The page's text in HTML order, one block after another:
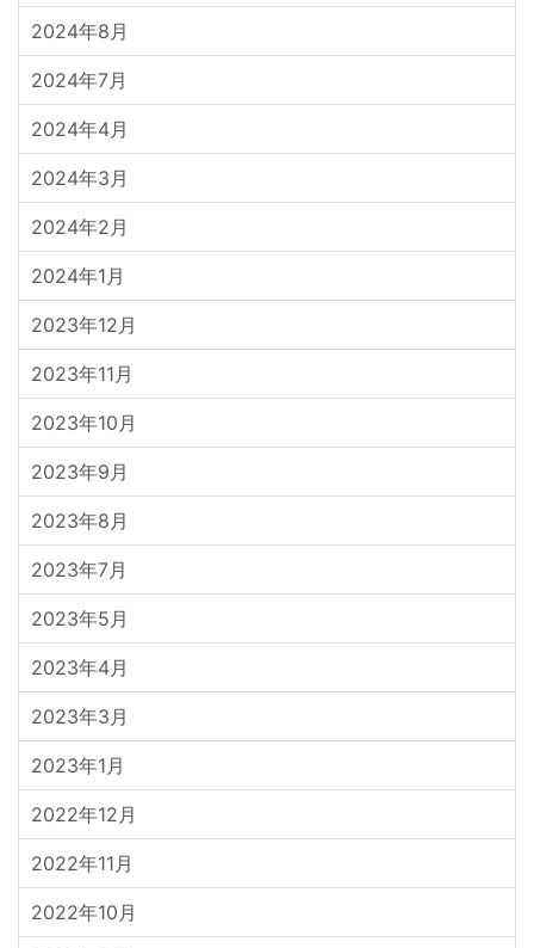
2024年8月
2024年7月
2024年4月
2024年3月
2024年2月
2024年1月
2023年12月
2023年11月
2023年10月
2023年9月
2023年8月
2023年7月
2023年5月
2023年4月
2023年3月
2023年1月
2022年12月
2022年11月
2022年10月